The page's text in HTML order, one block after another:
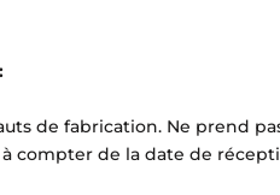
de fabrication. Ne prend
à compter de la date de